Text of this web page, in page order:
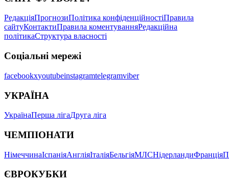
РедакціяПрогнозиПолітика конфіденційностіПравила
сайтуКонтактиПравила коментуванняРедакційна
політикаСтруктура власності
Соціальні мережі
facebookxyoutubeinstagramtelegramviber
УКРАЇНА
УкраїнаПерша лігаДруга ліга
ЧЕМПІОНАТИ
НімеччинаІспаніяАнгліяІталіяБельгіяМЛСНідерландиФранція
ЄВРОКУБКИ